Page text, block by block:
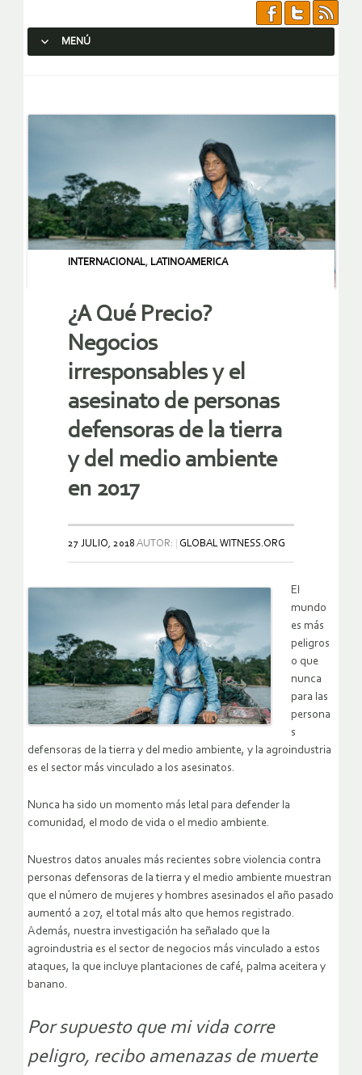
MENÚ
INTERNACIONAL, LATINOAMERICA
¿A Qué Precio?
Negocios
irresponsables y el
asesinato de personas
defensoras de la tierra
y del medio ambiente
en 2017
27 JULIO, 2018 AUTOR: GLOBAL WITNESS.ORG
El
mundo
es más
peligros
o que
nunca
para las
persona
s
defensoras de la tierra y del medio ambiente, y la agroindustria
es el sector más vinculado a los asesinatos.
Nunca ha sido un momento más letal para defender la
comunidad, el modo de vida o el medio ambiente.
Nuestros datos anuales más recientes sobre violencia contra
personas defensoras de la tierra y el medio ambiente muestran
que el número de mujeres y hombres asesinados el año pasado
aumentó a 207, el total más alto que hemos registrado.
Además, nuestra investigación ha señalado que la
agroindustria es el sector de negocios más vinculado a estos
ataques, la que incluye plantaciones de café, palma aceitera y
banano.
Por supuesto que mi vida corre
peligro, recibo amenazas de muerte